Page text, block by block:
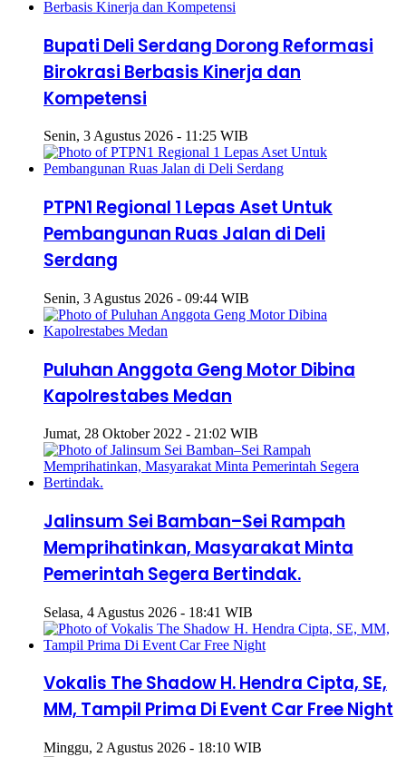
Bupati Deli Serdang Dorong Reformasi
Birokrasi Berbasis Kinerja dan
Kompetensi
Senin, 3 Agustus 2026 - 11:25 WIB
PTPN1 Regional 1 Lepas Aset Untuk
Pembangunan Ruas Jalan di Deli
Serdang
Senin, 3 Agustus 2026 - 09:44 WIB
Puluhan Anggota Geng Motor Dibina
Kapolrestabes Medan
Jumat, 28 Oktober 2022 - 21:02 WIB
Jalinsum Sei Bamban–Sei Rampah
Memprihatinkan, Masyarakat Minta
Pemerintah Segera Bertindak.
Selasa, 4 Agustus 2026 - 18:41 WIB
Vokalis The Shadow H. Hendra Cipta, SE,
MM, Tampil Prima Di Event Car Free Night
Minggu, 2 Agustus 2026 - 18:10 WIB